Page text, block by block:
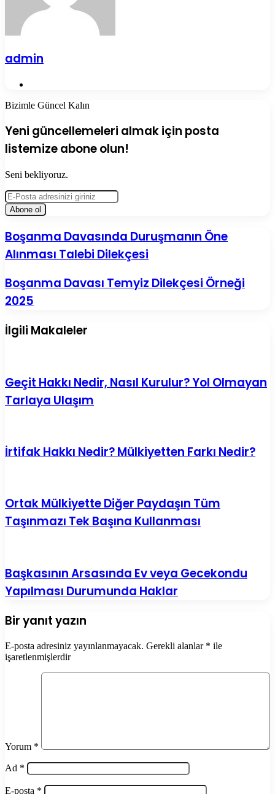
admin
Bizimle Güncel Kalın
Yeni güncellemeleri almak için posta
listemize abone olun!
Seni bekliyoruz.
E-
Posta
adresinizi
Boşanma
Davasında
Duruşmanın
Alınması
Talebi
Dilekçesi
Boşanma Davasında Duruşmanın Öne
Alınması Talebi Dilekçesi
Boşanma
Davası
Temyiz
Örneği
2025
Boşanma Davası Temyiz Dilekçesi Örneği
2025
İlgili Makaleler
Geçit Hakkı Nedir, Nasıl Kurulur? Yol Olmayan
Tarlaya Ulaşım
İrtifak Hakkı Nedir? Mülkiyetten Farkı Nedir?
Ortak Mülkiyette Diğer Paydaşın Tüm
Taşınmazı Tek Başına Kullanması
Başkasının Arsasında Ev veya Gecekondu
Yapılması Durumunda Haklar
Bir yanıt yazın
E-posta adresiniz yayınlanmayacak. Gerekli alanlar * ile
işaretlenmişlerdir
Yorum *
Ad *
E-posta *